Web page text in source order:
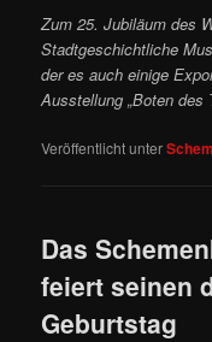
Zum 25. Jubiläum des
Stadtgeschichtliche
der es auch einige
Ausstellung „Boten des
Veröffentlicht unter
Das
feiert seinen
Geburtstag